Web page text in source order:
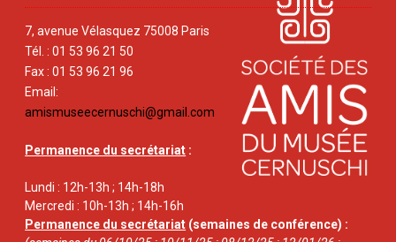
7, avenue Vélasquez 75008 Paris
Tél. : 01 53 96 21 50
Fax : 01 53 96 21 96
Email:
amismuseecernuschi@gmail.com
Permanence du secrétariat :
Lundi : 12h-13h ; 14h-18h
Mercredi : 10h-13h ; 14h-16h
Permanence du secrétariat (semaines de conférence) :